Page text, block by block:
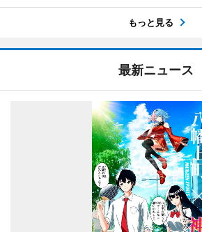
もっと見る
最新ニュース